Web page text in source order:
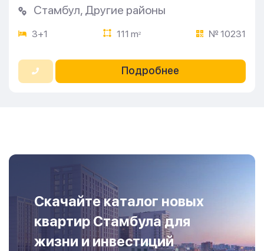
Стамбул, Другие районы
3+1 111 m2 № 10231
Подробнее
Скачайте каталог новых
квартир Стамбула для
жизни и инвестиций